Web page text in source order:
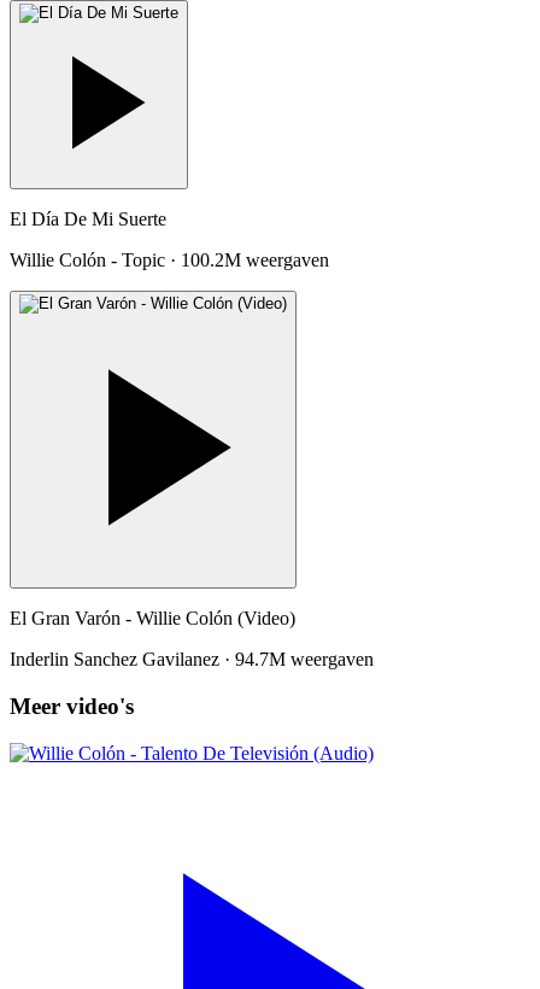
El Día De Mi Suerte
Willie Colón - Topic · 100.2M weergaven
El Gran Varón - Willie Colón (Video)
Inderlin Sanchez Gavilanez · 94.7M weergaven
Meer video's